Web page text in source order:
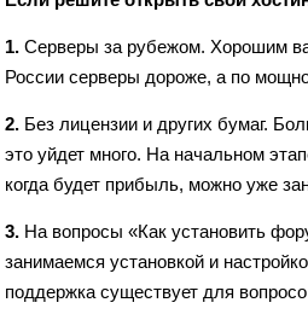
1. Серверы за рубежом. Хорошим
России серверы дороже, а по
2. Без лицензии и других бумаг.
это уйдет много. На начальном
когда будет прибыль, можно уже
3. На вопросы «Как установить
занимаемся установкой и
поддержка существует для